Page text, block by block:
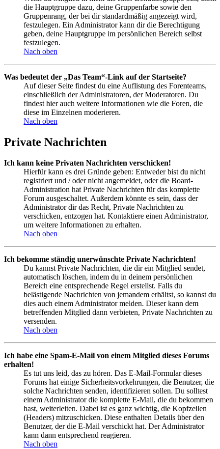
die Hauptgruppe dazu, deine Gruppenfarbe sowie den
Gruppenrang, der bei dir standardmäßig angezeigt wird,
festzulegen. Ein Administrator kann dir die Berechtigung
geben, deine Hauptgruppe im persönlichen Bereich selbst
festzulegen.
Nach oben
Was bedeutet der „Das Team“-Link auf der Startseite?
Auf dieser Seite findest du eine Auflistung des Forenteams,
einschließlich der Administratoren, der Moderatoren. Du
findest hier auch weitere Informationen wie die Foren, die
diese im Einzelnen moderieren.
Nach oben
Private Nachrichten
Ich kann keine Privaten Nachrichten verschicken!
Hierfür kann es drei Gründe geben: Entweder bist du nicht
registriert und / oder nicht angemeldet, oder die Board-
Administration hat Private Nachrichten für das komplette
Forum ausgeschaltet. Außerdem könnte es sein, dass der
Administrator dir das Recht, Private Nachrichten zu
verschicken, entzogen hat. Kontaktiere einen Administrator,
um weitere Informationen zu erhalten.
Nach oben
Ich bekomme ständig unerwünschte Private Nachrichten!
Du kannst Private Nachrichten, die dir ein Mitglied sendet,
automatisch löschen, indem du in deinem persönlichen
Bereich eine entsprechende Regel erstellst. Falls du
belästigende Nachrichten von jemandem erhältst, so kannst du
dies auch einem Administrator melden. Dieser kann dem
betreffenden Mitglied dann verbieten, Private Nachrichten zu
versenden.
Nach oben
Ich habe eine Spam-E-Mail von einem Mitglied dieses Forums
erhalten!
Es tut uns leid, das zu hören. Das E-Mail-Formular dieses
Forums hat einige Sicherheitsvorkehrungen, die Benutzer, die
solche Nachrichten senden, identifizieren sollen. Du solltest
einem Administrator die komplette E-Mail, die du bekommen
hast, weiterleiten. Dabei ist es ganz wichtig, die Kopfzeilen
(Headers) mitzuschicken. Diese enthalten Details über den
Benutzer, der die E-Mail verschickt hat. Der Administrator
kann dann entsprechend reagieren.
Nach oben